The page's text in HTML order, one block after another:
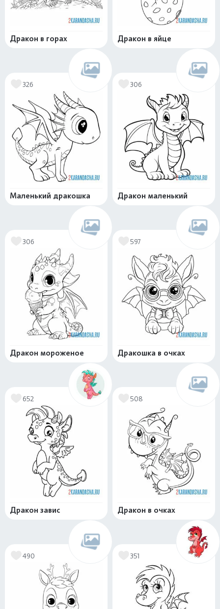
Дракон в горах Дракон в яйце
326
Маленький дракошка
306
Дракон маленький
306
Дракон мороженое
597
Дракошка в очках
652
Дракон завис
508
Дракон в очках
490 351